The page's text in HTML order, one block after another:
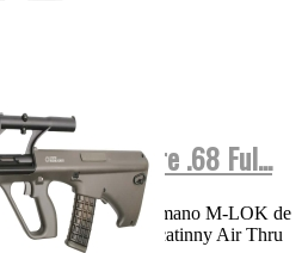
Valken Calibre .68 Ful...
Protector de mano M-LOK de
pulgadas con riel Picatinny Air Thru